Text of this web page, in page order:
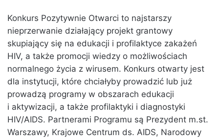
Konkurs Pozytywnie Otwarci to najstarszy
nieprzerwanie działający projekt grantowy
skupiający się na edukacji i profilaktyce zakażeń
HIV, a także promocji wiedzy o możliwościach
normalnego życia z wirusem. Konkurs otwarty jest
dla instytucji, które chciałyby prowadzić lub już
prowadzą programy w obszarach edukacji
i aktywizacji, a także profilaktyki i diagnostyki
HIV/AIDS. Partnerami Programu są Prezydent m.st.
Warszawy, Krajowe Centrum ds. AIDS, Narodowy